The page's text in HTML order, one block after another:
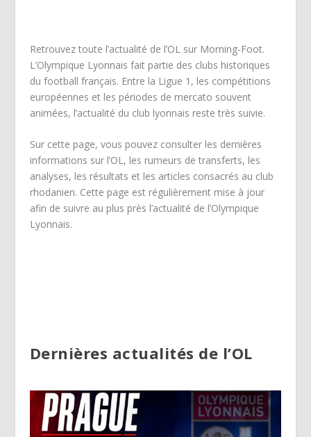
Retrouvez toute l’actualité de l’OL sur Morning-Foot.
L’Olympique Lyonnais fait partie des clubs historiques
du football français. Entre la Ligue 1, les compétitions
européennes et les périodes de mercato souvent
animées, l’actualité du club lyonnais reste très suivie.
Sur cette page, vous pouvez consulter les dernières
informations sur l’OL, les rumeurs de transferts, les
analyses, les résultats et les articles consacrés au club
rhodanien. Cette page est régulièrement mise à jour
afin de suivre au plus près l’actualité de l’Olympique
Lyonnais.
Dernières actualités de l’OL